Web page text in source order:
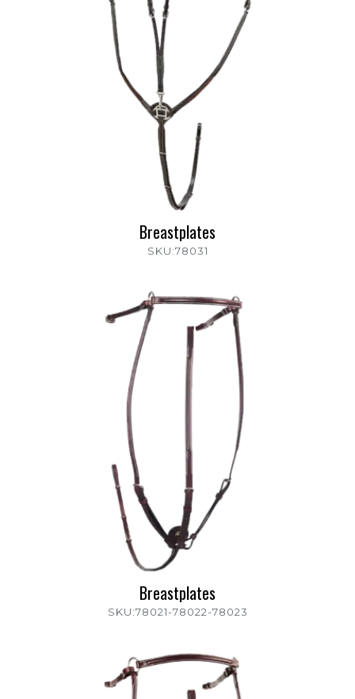
Breastplates
SKU:78031
Breastplates
SKU:78021-78022-78023